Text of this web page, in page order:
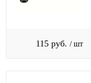
115 руб. / шт